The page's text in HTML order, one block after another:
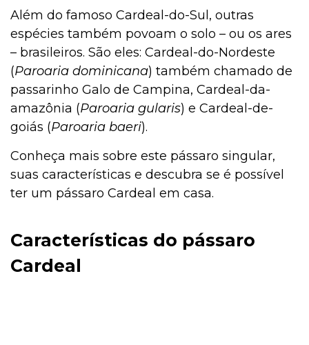
Higiene
Higiene
Além do famoso Cardeal-do-Sul, outras
espécies também povoam o solo – ou os ares
– brasileiros. São eles: Cardeal-do-Nordeste
(Paroaria dominicana) também chamado de
passarinho Galo de Campina, Cardeal-da-
amazônia (Paroaria gularis) e Cardeal-de-
goiás (Paroaria baeri).
Conheça mais sobre este pássaro singular,
suas características e descubra se é possível
ter um pássaro Cardeal em casa.
Características do pássaro
Cardeal